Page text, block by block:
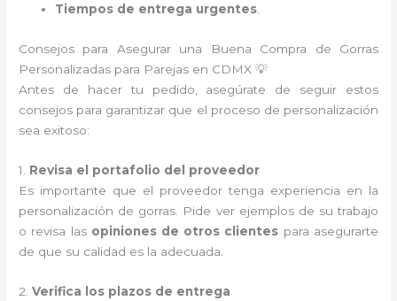
Tiempos de entrega urgentes
Consejos para Asegurar una Buena Compra de Gorras
Personalizadas para Parejas en CDMX 💡
Antes de hacer tu pedido, asegúrate de seguir estos
consejos para garantizar que el proceso de personalización
sea exitoso:
1. Revisa el portafolio del proveedor
Es importante que el proveedor tenga experiencia en la
personalización de gorras. Pide ver ejemplos de su trabajo
o revisa las opiniones de otros clientes para asegurarte
de que su calidad es la adecuada.
2.Verifica los plazos de entrega